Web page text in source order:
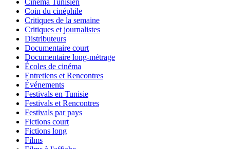
Coin du cinéphile
Critiques de la semaine
Critiques et journalistes
Distributeurs
Documentaire court
Documentaire long-métrage
Écoles de cinéma
Entretiens et Rencontres
Événements
Festivals en Tunisie
Festivals et Rencontres
Festivals par pays
Fictions court
Fictions long
Films